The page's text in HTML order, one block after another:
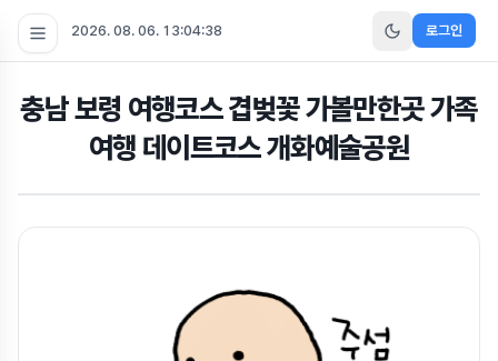
2026. 08. 06. 13:04:40 로그인
충남 보령 여행코스 겹벚꽃 가볼만한곳 가족
여행 데이트코스 개화예술공원